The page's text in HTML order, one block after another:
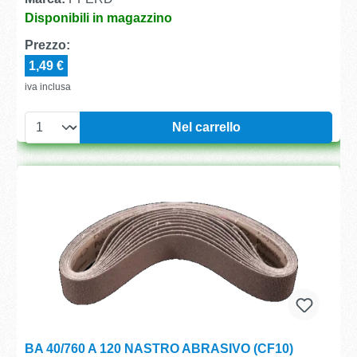
Disponibili in magazzino
Prezzo:
1,49 €
iva inclusa
Nel carrello
BA 40/760 A 120 NASTRO ABRASIVO (CF10)